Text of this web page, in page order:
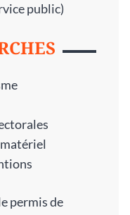
public)
permis de